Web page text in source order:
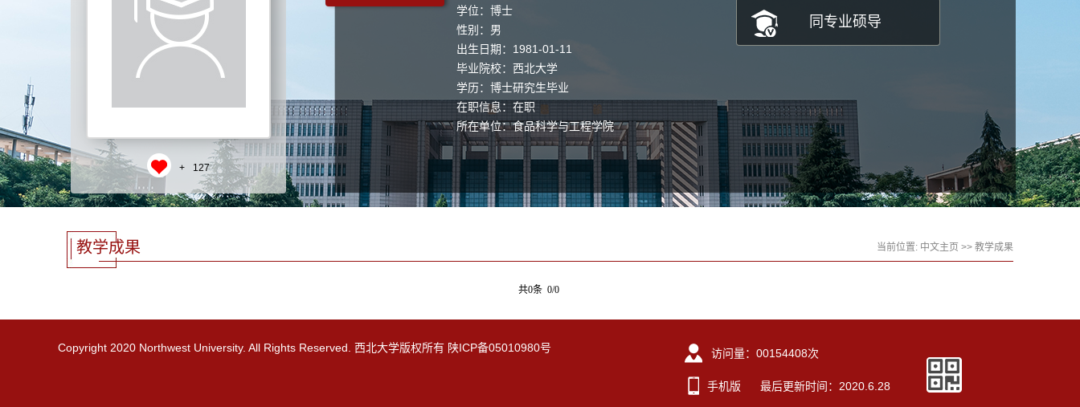
+ 127
学位：博士
性别：男
出生日期：1981-01-11
毕业院校：西北大学
学历：博士研究生毕业
在职信息：在职
所在单位：食品科学与工程学院
同专业硕导
教学成果 当前位置: 中文主页 >> 教学成果
共0条 0/0
Copyright 2020 Northwest University. All Rights Reserved. 西北大学版权所有 陕ICP备05010980号 访问量： 00154408次
手机版 最后更新时间： 2020 6 28